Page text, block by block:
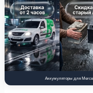
Аккумуляторы для